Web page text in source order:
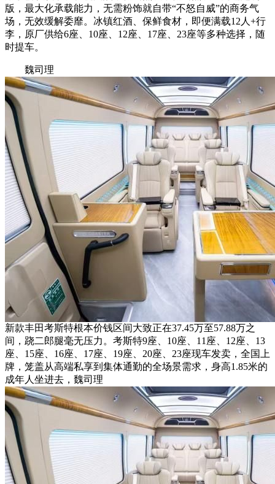
版，最大化承载能力，无需粉饰就自带“不怒自威”的商务气
场，无效缓解委靡。冰镇红酒、保鲜食材，即便满载12人+行
李，原厂供给6座、10座、12座、17座、23座等多种选择，随
时提车。
魏司理
新款丰田考斯特根本价钱区间大致正在37.45万至57.88万之
间，跷二郎腿毫无压力。考斯特9座、10座、11座、12座、13
座、15座、16座、17座、19座、20座、23座现车发卖，全国上
牌，笼盖从高端私享到集体通勤的全场景需求，身高1.85米的
成年人坐进去，魏司理